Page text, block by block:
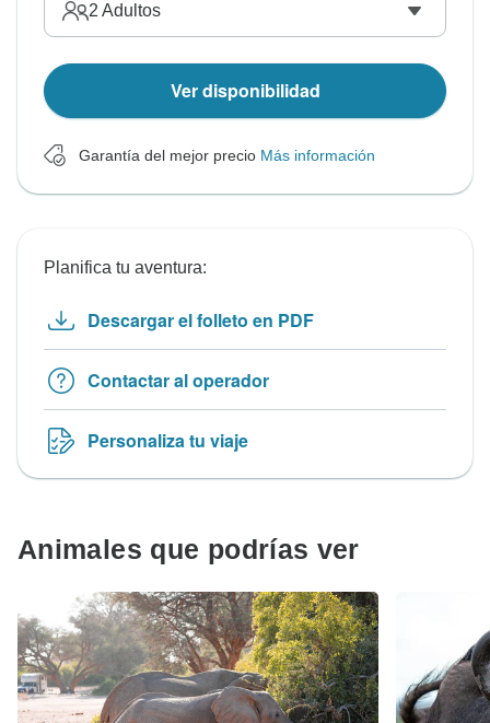
2 Adultos
Ver disponibilidad
Garantía del mejor precio Más información
Planifica tu aventura:
Descargar el folleto en PDF
Contactar al operador
Personaliza tu viaje
Animales que podrías ver